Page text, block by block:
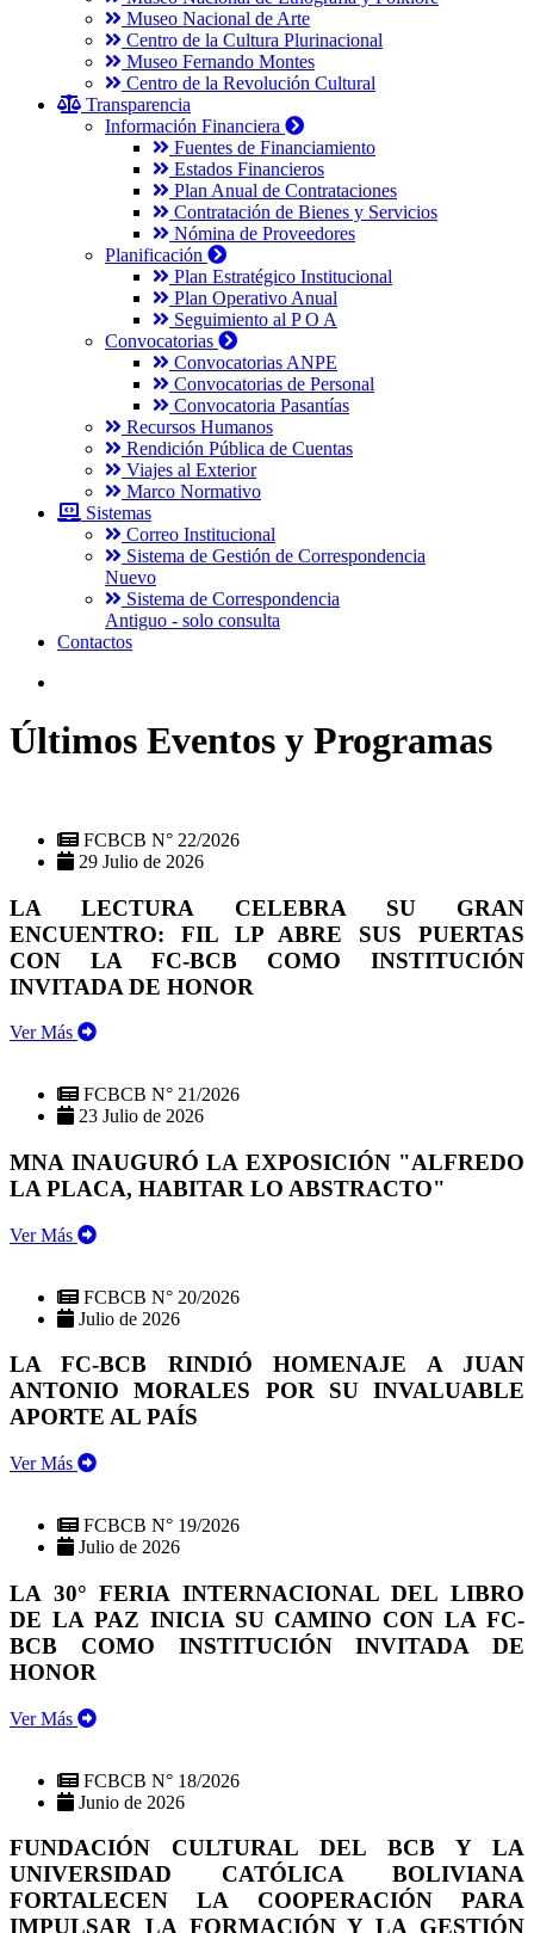
Museo Nacional de Arte
Centro de la Cultura Plurinacional
Museo Fernando Montes
Centro de la Revolución Cultural
Transparencia
Información Financiera
Fuentes de Financiamiento
Estados Financieros
Plan Anual de Contrataciones
Contratación de Bienes y Servicios
Nómina de Proveedores
Planificación
Plan Estratégico Institucional
Plan Operativo Anual
Seguimiento al P O A
Convocatorias
Convocatorias ANPE
Convocatorias de Personal
Convocatoria Pasantías
Recursos Humanos
Rendición Pública de Cuentas
Viajes al Exterior
Marco Normativo
Sistemas
Correo Institucional
Sistema de Gestión de Correspondencia
Nuevo
Sistema de Correspondencia
Antiguo - solo consulta
Contactos
Últimos Eventos y Programas
FCBCB N° 22/2026
29 Julio de 2026
LA LECTURA CELEBRA SU GRAN
ENCUENTRO: FIL LP ABRE SUS PUERTAS
CON LA FC-BCB COMO INSTITUCIÓN
INVITADA DE HONOR
Ver Más
FCBCB N° 21/2026
23 Julio de 2026
MNA INAUGURÓ LA EXPOSICIÓN "ALFREDO
LA PLACA, HABITAR LO ABSTRACTO"
Ver Más
FCBCB N° 20/2026
Julio de 2026
LA FC-BCB RINDIÓ HOMENAJE A JUAN
ANTONIO MORALES POR SU INVALUABLE
APORTE AL PAÍS
Ver Más
FCBCB N° 19/2026
Julio de 2026
LA 30° FERIA INTERNACIONAL DEL LIBRO
DE LA PAZ INICIA SU CAMINO CON LA FC-
BCB COMO INSTITUCIÓN INVITADA DE
HONOR
Ver Más
FCBCB N° 18/2026
Junio de 2026
FUNDACIÓN CULTURAL DEL BCB Y LA
UNIVERSIDAD CATÓLICA BOLIVIANA
FORTALECEN LA COOPERACIÓN PARA
IMPULSAR LA FORMACIÓN Y LA GESTIÓN